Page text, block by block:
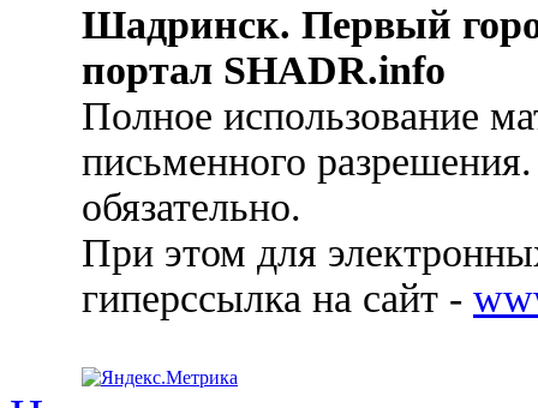
Шадринск. Первый
портал SHADR.info
Полное использование
письменного
обязательно.
При этом для
гиперссылка на сайт -